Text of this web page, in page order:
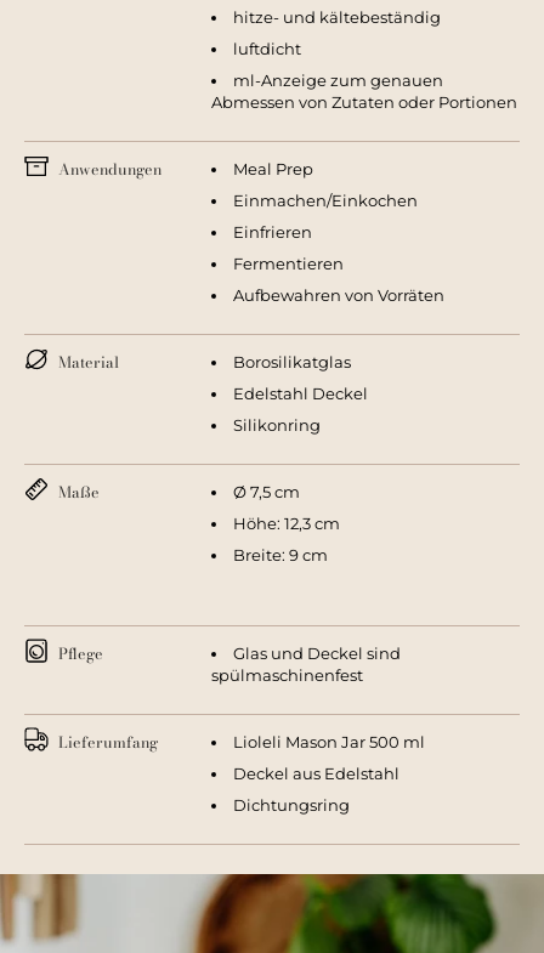
hitze- und kältebeständig
luftdicht
ml-Anzeige zum genauen
Abmessen von Zutaten oder Portionen
Anwendungen
Meal Prep
Einmachen/Einkochen
Einfrieren
Fermentieren
Aufbewahren von Vorräten
Material
Borosilikatglas
Edelstahl Deckel
Silikonring
Maße
Ø 7,5 cm
Höhe: 12,3 cm
Breite: 9 cm
Pflege
Glas und Deckel sind
spülmaschinenfest
Lieferumfang
Lioleli Mason Jar 500 ml
Deckel aus Edelstahl
Dichtungsring